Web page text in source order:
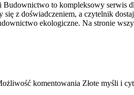
to kompleksowy serwis
się z doświadczeniem, a czytelnik
ekologiczne. Na stronie
komentowania Złote myśli i